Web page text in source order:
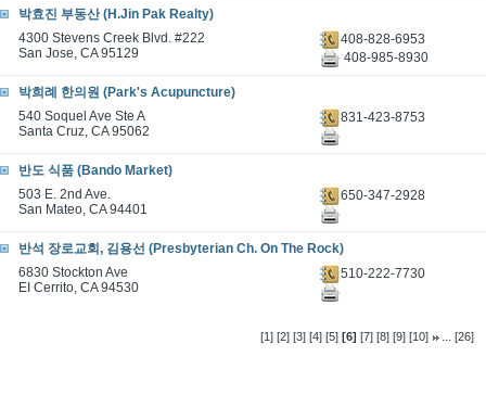
박효진 부동산 (H.Jin Pak Realty)
4300 Stevens Creek Blvd. #222
San Jose, CA 95129
408-828-6953
408-985-8930
박희례 한의원 (Park's Acupuncture)
540 Soquel Ave Ste A
Santa Cruz, CA 95062
831-423-8753
반도 식품 (Bando Market)
503 E. 2nd Ave.
San Mateo, CA 94401
650-347-2928
반석 장로교회, 김용선 (Presbyterian Ch. On The Rock)
6830 Stockton Ave
EI Cerrito, CA 94530
510-222-7730
[1] [2] [3] [4] [5] [6] [7] [8] [9] [10] ...[26]